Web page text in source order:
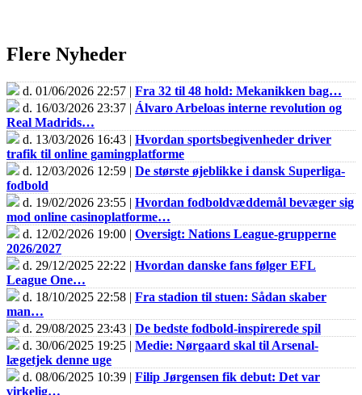
Flere Nyheder
d. 01/06/2026 22:57 | Fra 32 til 48 hold: Mekanikken bag…
d. 16/03/2026 23:37 | Álvaro Arbeloas interne revolution og
Real Madrids…
d. 13/03/2026 16:43 | Hvordan sportsbegivenheder driver
trafik til online gamingplatforme
d. 12/03/2026 12:59 | De største øjeblikke i dansk Superliga-
fodbold
d. 19/02/2026 23:55 | Hvordan fodboldvæddemål bevæger sig
mod online casinoplatforme…
d. 12/02/2026 19:00 | Oversigt: Nations League-grupperne
2026/2027
d. 29/12/2025 22:22 | Hvordan danske fans følger EFL
League One…
d. 18/10/2025 22:58 | Fra stadion til stuen: Sådan skaber
man…
d. 29/08/2025 23:43 | De bedste fodbold-inspirerede spil
d. 30/06/2025 19:25 | Medie: Nørgaard skal til Arsenal-
lægetjek denne uge
d. 08/06/2025 10:39 | Filip Jørgensen fik debut: Det var
virkelig…